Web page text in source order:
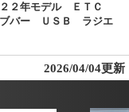
２年モデル ＥＴＣ
ブバー ＵＳＢ ラジエ
2026/04/04更新